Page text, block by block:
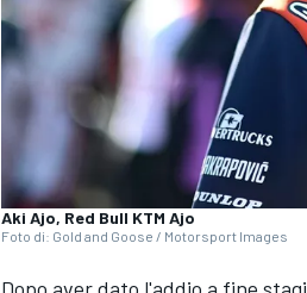
Aki Ajo, Red Bull KTM Ajo
Foto di: Gold and Goose / Motorsport Images